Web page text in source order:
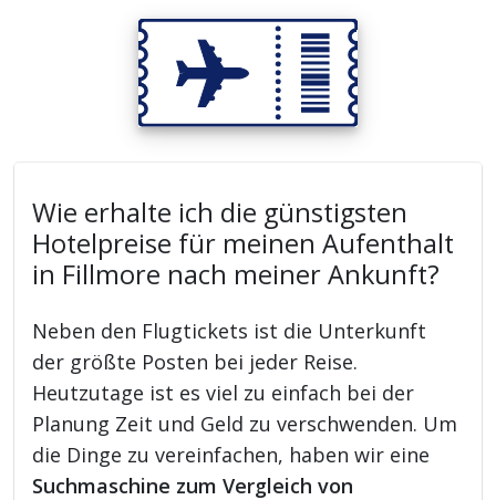
Wie erhalte ich die günstigsten
Hotelpreise für meinen Aufenthalt
in Fillmore nach meiner Ankunft?
Neben den Flugtickets ist die Unterkunft
der größte Posten bei jeder Reise.
Heutzutage ist es viel zu einfach bei der
Planung Zeit und Geld zu verschwenden. Um
die Dinge zu vereinfachen, haben wir eine
Suchmaschine zum Vergleich von